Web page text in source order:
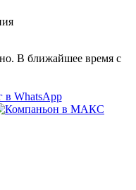
В ближайшее время с